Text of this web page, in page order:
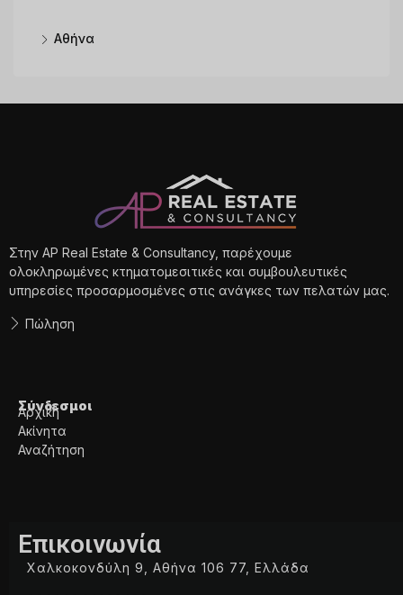
Αθήνα
Στην AP Real Estate & Consultancy, παρέχουμε
ολοκληρωμένες κτηματομεσιτικές και συμβουλευτικές
υπηρεσίες προσαρμοσμένες στις ανάγκες των πελατών μας.
Πώληση
Σύνδεσμοι
Αρχική
Ακίνητα
Αναζήτηση
Επικοινωνία
Χαλκοκονδύλη 9, Αθήνα 106 77, Ελλάδα